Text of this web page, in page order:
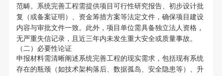
范畴。系统完善工程需提供项目可行性研究报告、初步设计批
复（或备案证明）、资金筹措方案等法定文件，确保项目建设
内容与审批文件一致。此外，项目单位需具备独立法人资格，
无严重失信记录，且近三年内未发生重大安全或质量事故。
（二）必要性论证
申报材料需清晰阐述系统完善工程的现实需求，包括现有系统
存在的瓶颈（如技术架构落后、数据孤岛、安全隐患等）、升